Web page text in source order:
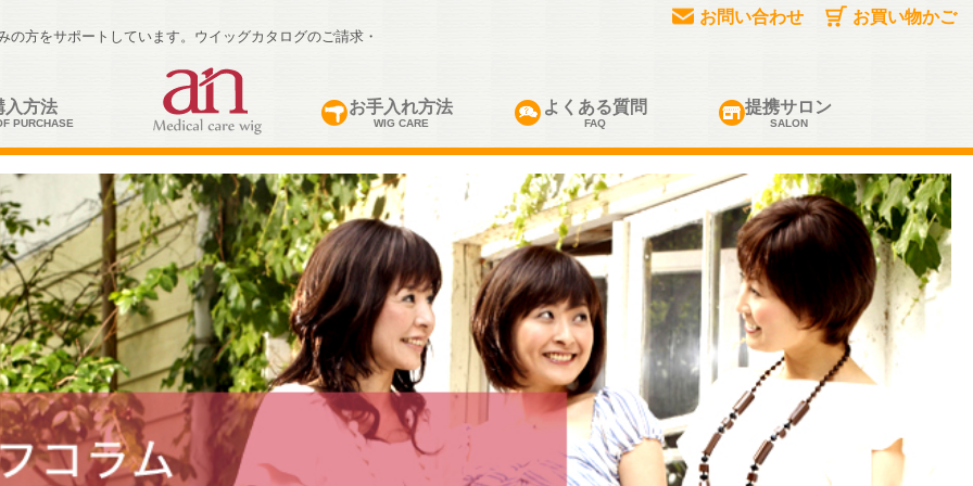
方をサポートしています。ウイッグカタログのご請求・
お問い合わせ お買い物かご
入方法
PURCHASE
お手入れ方法
WIG CARE
よくある質問
FAQ
提携サロン
SALON